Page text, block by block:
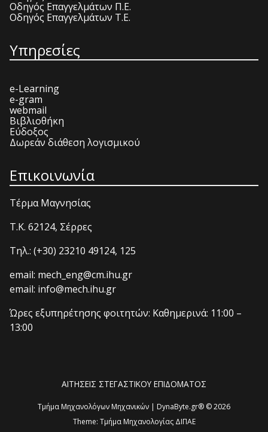
Οδηγός Επαγγελμάτων Π.Ε.
Οδηγός Επαγγελμάτων Τ.Ε.
Υπηρεσίες
e-Learning
e-gram
webmail
Βιβλιοθήκη
Εύδοξος
Δωρεάν διάθεση λογισμικού
Επικοινωνία
Τέρμα Μαγνησίας
T.K. 62124, Σέρρες
Τηλ.: (+30) 23210 49124, 125
email: mech_eng@cm.ihu.gr
email: info@mech.ihu.gr
Ώρες εξυπηρέτησης φοιτητών: Καθημερινά: 11:00 –
13:00
ΑΙΤΗΣΕΙΣ ΣΤΕΓΑΣΤΙΚΟΥ ΕΠΙΔΟΜΑΤΟΣ
Τμήμα Μηχανολόγων Μηχανικών | DynaByte.gr® © 2026
Theme: Τμήμα Μηχανολογίας ΔΙΠΑΕ